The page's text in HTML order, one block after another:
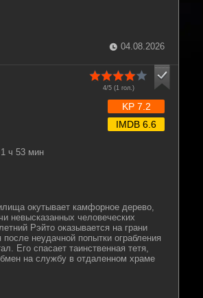
04.08.2026
4/5 (1 гол.)
1 ч 53 мин
KP 7.2
IMDB 6.6
окутывает камфорное дерево,
невысказанных человеческих
Рэйто оказывается на грани
неудачной попытки ограбления
Его спасает таинственная тетя,
на службу в отдаленном храме